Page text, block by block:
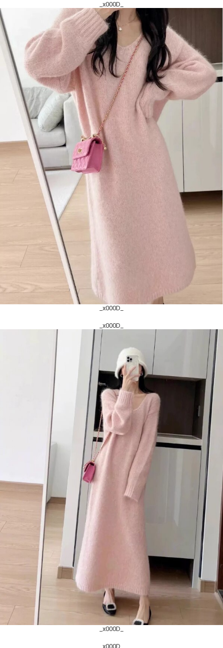
_x000D_
_x000D_
_x000D_
_x000D_
_x000D_